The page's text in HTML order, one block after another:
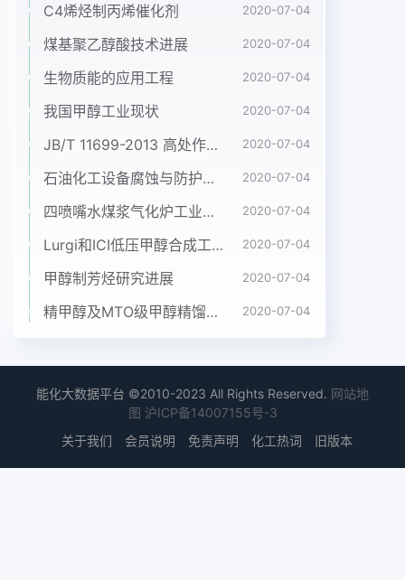
valve, The煤经干燥研磨后,水的质量分数不超过5%,
粒径不feeding tank is provided with a
经低压氮气稀相输送至煤仓。煤粉进verized coal
pipeline in the middle is fixed. The thickness of
煤粉仓transmission element is increased by 2 to
3 mm. The metal mesh voidage is4个隔室,4个隔
室的锥形出口分别对应4个煤锁regulated at 260
um. Thus the changing range of pulverized coal
mass flowin the pulverized coal dense phase
conveying system is less than 5%斗,当锁斗泄压
gasification of coal; pulverized coal; pneumatic
conveying入锁斗。煤粉充满锁斗后,关闭所有进、
出口阀,开始对锁斗进行充压,当发料罐生产压力约为
44MPa粉体气力输送是一项利用惰性气体能量输送
固时,开始向发料罐供煤粉,4个锁斗依次分别进行体
颗粒的古老而有效的技术,迄今为止已有100多实现锁
C4烯烃制丙烯催化剂 2020-07-04
煤基聚乙醇酸技术进展 2020-07-04
生物质能的应用工程 2020-07-04
我国甲醇工业现状 2020-07-04
JB/T 11699-2013 高处作业吊篮安装、拆卸、使用技术规程 2020-07-04
石油化工设备腐蚀与防护参考书十本免费下载，绝版珍藏 2020-07-04
四喷嘴水煤浆气化炉工业应用情况简介 2020-07-04
Lurgi和ICI低压甲醇合成工艺比较 2020-07-04
甲醇制芳烃研究进展 2020-07-04
精甲醇及MTO级甲醇精馏工艺技术进展 2020-07-04
能化大数据平台 ©2010-2023 All Rights Reserved. 网站地
图 沪ICP备14007155号-3
关于我们
会员说明 免责声明 化工热词 旧版本